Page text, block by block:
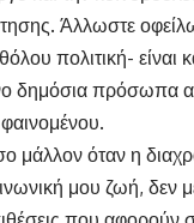
Άλλωστε
πολιτική- είναι
δημόσια πρόσωπα
μάλλον όταν η
μου ζωή, δεν